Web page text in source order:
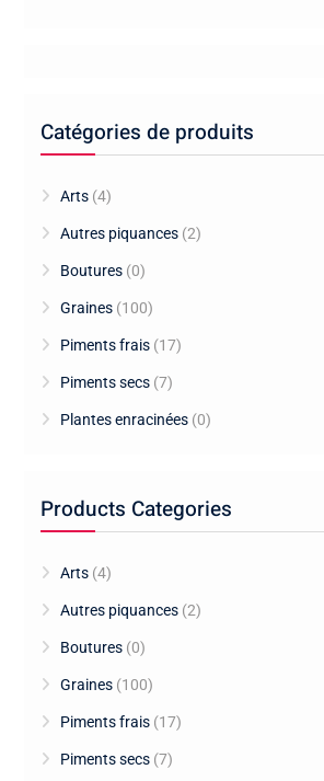
Catégories de produits
Arts (4)
Autres piquances (2)
Boutures (0)
Graines (100)
Piments frais (17)
Piments secs (7)
Plantes enracinées (0)
Products Categories
Arts (4)
Autres piquances (2)
Boutures (0)
Graines (100)
Piments frais (17)
Piments secs (7)